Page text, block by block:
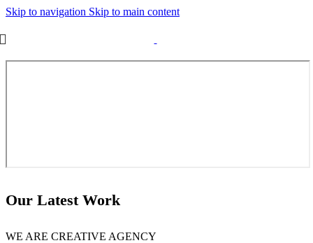
Skip to navigation Skip to main content
Our Latest Work
WE ARE CREATIVE AGENCY